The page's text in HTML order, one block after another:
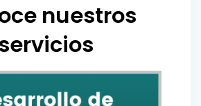
nuestros